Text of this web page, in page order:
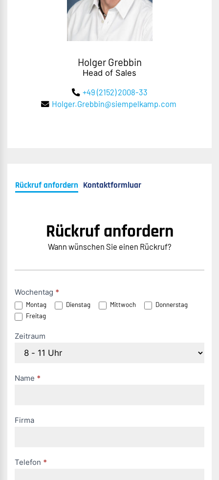
Holger Grebbin
Head of Sales
+49 (2152) 2008-33
Holger.Grebbin@siempelkamp.com
Rückruf anfordern Kontaktformluar
Rückruf anfordern
Wann wünschen Sie einen Rückruf?
Rückruf
anfordern
Wochentag *
Montag Dienstag Mittwoch
Donnerstag
Freitag
Zeitraum
Name *
Firma
Telefon *